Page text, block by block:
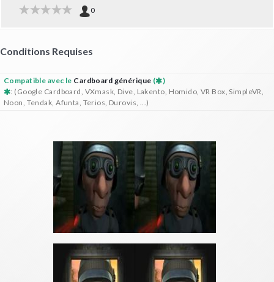
0
Conditions Requises
Compatible avec le Cardboard générique (
)
: (Google Cardboard, VXmask, Dive, Lakento, Homido, VR Box, SimpleVR,
Noon, Tendak, Afunta, Terios, Durovis, ...)